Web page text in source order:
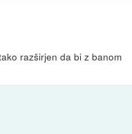
razširjen da bi z banom